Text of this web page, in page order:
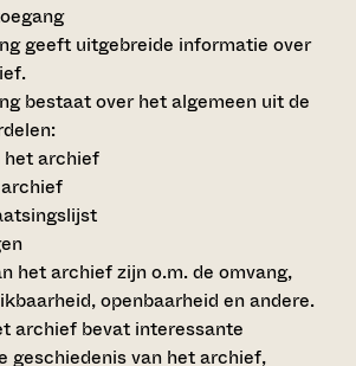
geeft uitgebreide informatie over
bestaat over het algemeen uit de
het archief
het archief zijn o.m. de omvang,
openbaarheid en andere.
archief bevat interessante
geschiedenis van het archief,